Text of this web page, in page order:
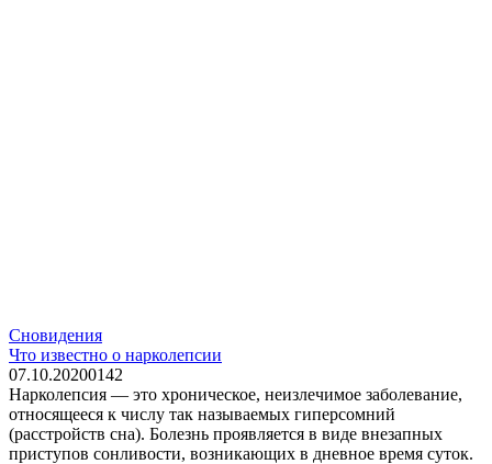
Сновидения
Что известно о нарколепсии
07.10.20200142
Нарколепсия — это хроническое, неизлечимое заболевание,
относящееся к числу так называемых гиперсомний
(расстройств сна). Болезнь проявляется в виде внезапных
приступов сонливости, возникающих в дневное время суток.